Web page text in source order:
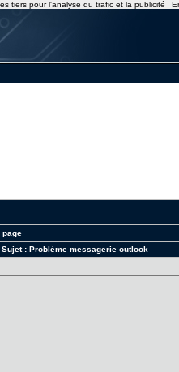
page
Sujet :Problème messagerie outlook
tiers pour l'analyse du trafic et la publicité